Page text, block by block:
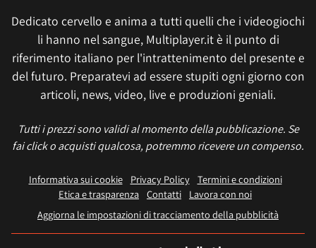
Dedicato cervello e anima a tutti quelli che i videogiochi
li hanno nel sangue, Multiplayer.it è il punto di
riferimento italiano per l'intrattenimento del presente e
del futuro. Preparatevi ad essere stupiti ogni giorno con
articoli, news, video, live e produzioni geniali.
Tutti i prezzi sono validi al momento della pubblicazione. Se
fai click o acquisti qualcosa, potremmo ricevere un compenso.
Informativa sui cookie Privacy Policy
Termini e condizioni
Etica e trasparenza Contatti
Lavora con noi
Aggiorna le impostazioni di tracciamento della pubblicità